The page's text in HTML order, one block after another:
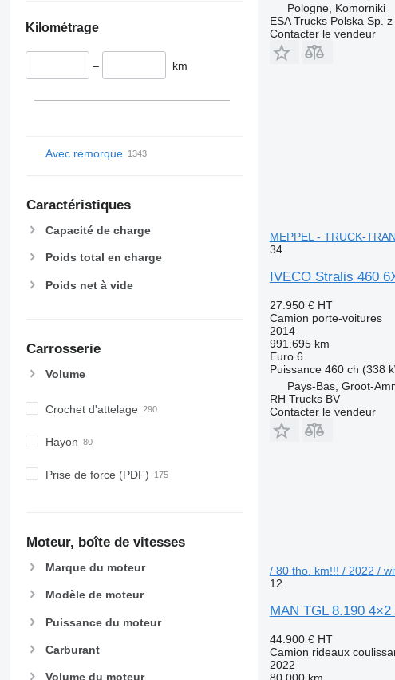
Kilométrage
– km
Avec remorque
Caractéristiques
Capacité de charge
Poids total en charge
Poids net à vide
Carrosserie
Volume
Crochet d'attelage
Hayon
Prise de force (PDF)
Moteur, boîte de vitesses
Marque du moteur
Modèle de moteur
Puissance du moteur
Carburant
Volume du moteur
Pologne, Komorniki
ESA Trucks Polska Sp. z
Contacter le vendeur
MEPPEL - TRUCK-
34
IVECO Stralis 460
27.950 € HT
Camion porte-voitures
2014
991.695 km
Euro 6
Puissance 460 ch (338
Pays-Bas, Groot-
RH Trucks BV
Contacter le vendeur
/ 80 tho. km!!! / 2022 /
12
MAN TGL 8.190
44.900 € HT
Camion rideaux
2022
80.000 km